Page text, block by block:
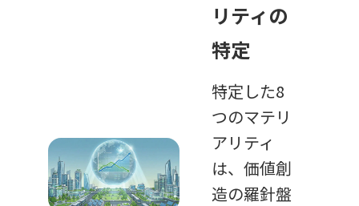
リティの
特定
特定した8
つのマテリ
アリティ
は、価値創
造の羅針盤